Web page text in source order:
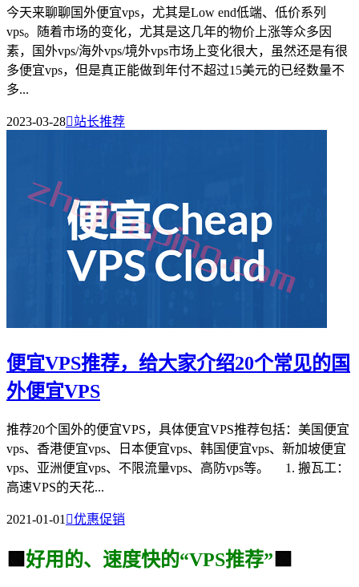
今天来聊聊国外便宜vps，尤其是Low end低端、低价系列
vps。随着市场的变化，尤其是这几年的物价上涨等众多因
素，国外vps/海外vps/境外vps市场上变化很大，虽然还是有很
多便宜vps，但是真正能做到年付不超过15美元的已经数量不
多...
2023-03-28站长推荐
便宜VPS推荐，给大家介绍20个常见的国
外便宜VPS
推荐20个国外的便宜VPS，具体便宜VPS推荐包括：美国便宜
vps、香港便宜vps、日本便宜vps、韩国便宜vps、新加坡便宜
vps、亚洲便宜vps、不限流量vps、高防vps等。 1. 搬瓦工：
高速VPS的天花...
2021-01-01优惠促销
🟩 好用的、速度快的“VPS推荐” 🟩